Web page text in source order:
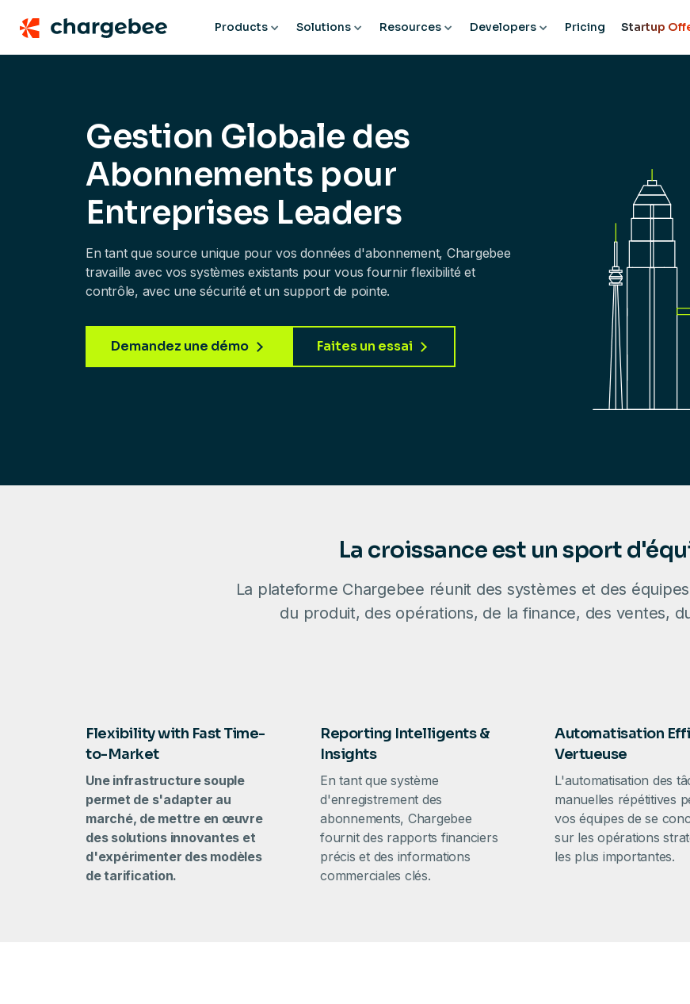
Products Solutions Resources Developers Pricing Startup
Gestion Globale des
Abonnements pour
Entreprises Leaders
En tant que source unique pour vos données d'abonnement, Chargebee
travaille avec vos systèmes existants pour vous fournir flexibilité et
contrôle, avec une sécurité et un support de pointe.
Demandez une démo Faites un essai
La croissance est un sport
La plateforme Chargebee réunit des systèmes et des
du produit, des opérations, de la finance, des ventes,
Flexibility with Fast Time-
to-Market
Une infrastructure souple
permet de s'adapter au
marché, de mettre en œuvre
des solutions innovantes et
d'expérimenter des modèles
de tarification.
Reporting Intelligents &
Insights
En tant que système
d'enregistrement des
abonnements, Chargebee
fournit des rapports financiers
précis et des informations
commerciales clés.
Automatisation
Vertueuse
L'automatisation des
manuelles répétitives
vos équipes de se
sur les opérations
les plus importantes.